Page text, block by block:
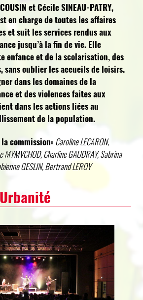
et Cécile SINEAU-PATRY,
en charge de toutes les affaires
et suit les services rendus aux
jusqu’à la fin de vie. Elle
enfance et de la scolarisation, des
sans oublier les accueils de loisirs.
dans les domaines de la
et des violences faites aux
dans les actions liées au
de la population.
commission: Caroline LECARON,
MYMVCHOD, Charline GAUDRAY, Sabrina
GESLIN, Bertrand LEROY